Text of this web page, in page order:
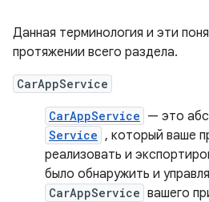
Данная терминология и эти
протяжении всего раздела.
CarAppService
CarAppService — это
Service , который ваше
реализовать и
было обнаружить и
CarAppService вашего